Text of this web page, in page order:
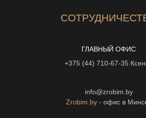
ГЛАВНЫЙ ОФИС
+375 (44) 710-67-35
info@zrobim.by
Zrobim.by - офис в